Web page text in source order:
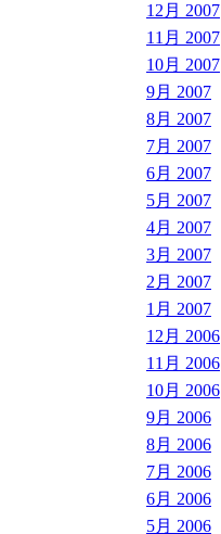
12月 2007
11月 2007
10月 2007
9月 2007
8月 2007
7月 2007
6月 2007
5月 2007
4月 2007
3月 2007
2月 2007
1月 2007
12月 2006
11月 2006
10月 2006
9月 2006
8月 2006
7月 2006
6月 2006
5月 2006